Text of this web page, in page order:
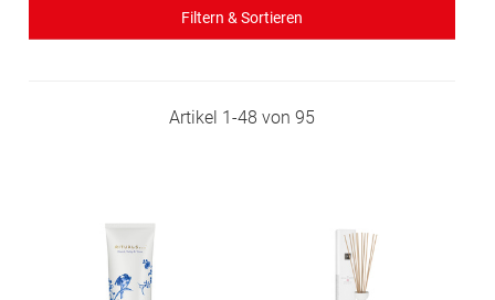
Filtern & Sortieren
Artikel 1-48 von 95